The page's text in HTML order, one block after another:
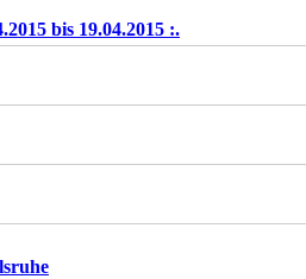
bis 19.04.2015 :.